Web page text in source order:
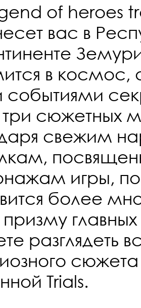
of heroes
вас в
в космос,
событиями
три сюжетных
свежим
игры,
более
разглядеть
Trials.